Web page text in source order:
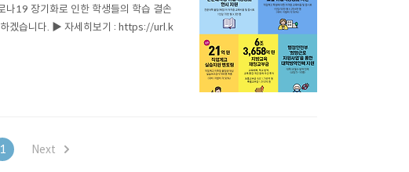
19 장기화로 인한 학생들의 학습 결손
하겠습니다. ▶️ 자세히보기 : https://url.k
1 Next